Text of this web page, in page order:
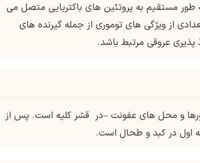
طور مستقیم به پروتئین های باکتریایی متصل می
از ویژگی های توموری از جمله گیرنده های
پذیری عروقی مرتبط باشد.
و محل های عفونت –در قشر کلیه است. پس از
اول در کبد و طحال است.